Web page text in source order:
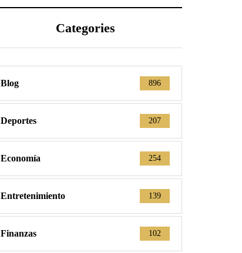
Categories
Blog 896
Deportes 207
Economía 254
Entretenimiento 139
Finanzas 102